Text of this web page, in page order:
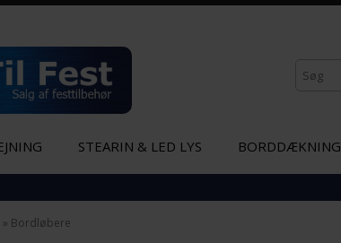
STEARIN & LED LYS BORDDÆKNING
» Bordløbere